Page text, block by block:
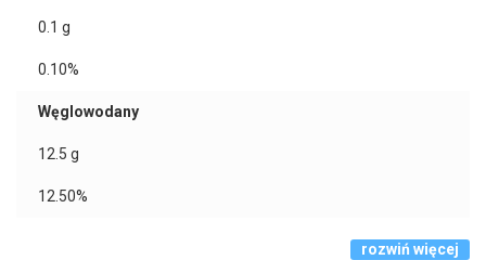
0.1 g
0.10%
Węglowodany
12.5 g
12.50%
rozwiń więcej